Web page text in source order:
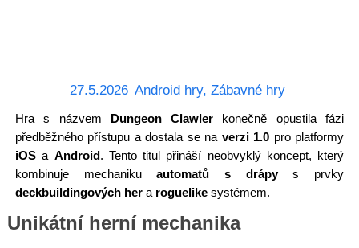
27.5.2026 Android hry, Zábavné hry
Hra s názvem Dungeon Clawler konečně opustila fázi
předběžného přístupu a dostala se na verzi 1.0 pro platformy
iOSa Android. Tento titul přináší neobvyklý koncept, který
kombinuje mechanikuautomatů s drápys prvky
deckbuildingových hera roguelikesystémem.
Unikátní herní mechanika